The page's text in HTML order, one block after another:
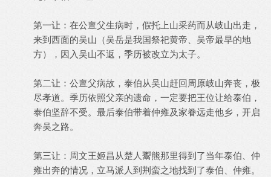
第一让：在公亶父生病时，假托上山采药而从岐山出走，
来到西面的吴山（吴岳是我国祭祀黄帝、吴帝最早的地
方），因入吴山不返，季历被改立为太子。
第二让：公亶父病故，泰伯从吴山赶回周原岐山奔丧，极
尽孝道。季历依照父亲的遗命，一定要把王位让给泰伯，
泰伯坚辞不受。最后泰伯带着仲雍及家眷远走他乡，开启
奔吴之路。
第三让：周文王姬昌从楚人鬻熊那里得到了当年泰伯、仲
雍出奔的情况，立马派人到荆蛮之地找到了泰伯、仲雍。